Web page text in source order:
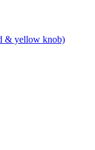
& yellow knob)